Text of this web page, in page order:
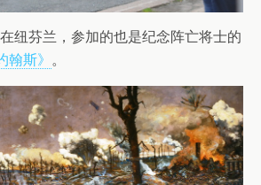
纽芬兰，参加的也是纪念阵亡将士的
翰斯》 。